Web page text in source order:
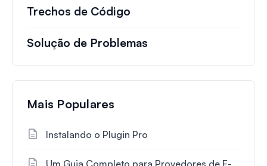
Trechos de Código
Solução de Problemas
Mais Populares
Instalando o Plugin Pro